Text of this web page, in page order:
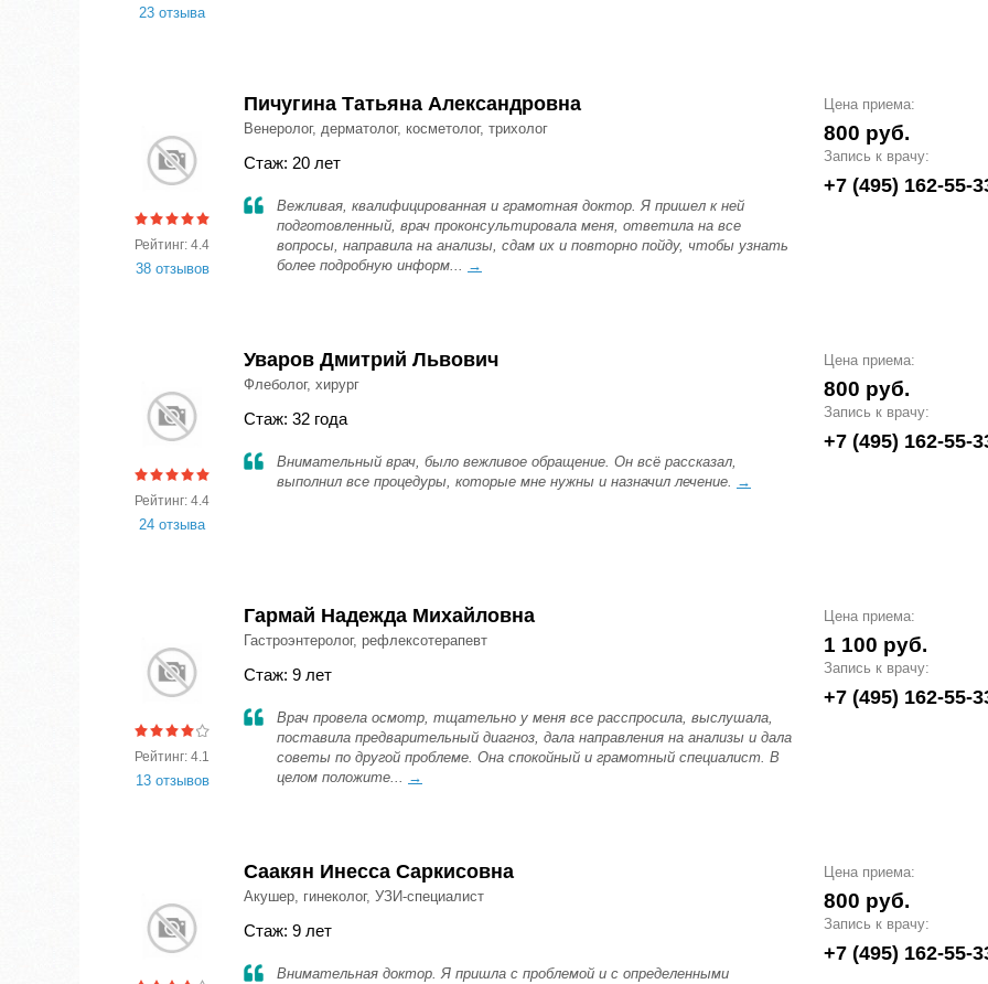
23 отзыва
Рейтинг: 4.4
38 отзывов
Пичугина Татьяна Александровна
Венеролог, дерматолог, косметолог, трихолог
Стаж: 20 лет
Вежливая, квалифицированная и грамотная доктор. Я пришел к ней
подготовленный, врач проконсультировала меня, ответила на все
вопросы, направила на анализы, сдам их и повторно пойду, чтобы узнать
более подробную информ... →
Цена приема:
800 руб.
Запись к врачу:
+7 (495) 162-55-
Рейтинг: 4.4
24 отзыва
Уваров Дмитрий Львович
Флеболог, хирург
Стаж: 32 года
Внимательный врач, было вежливое обращение. Он всё рассказал,
выполнил все процедуры, которые мне нужны и назначил лечение. →
Цена приема:
800 руб.
Запись к врачу:
+7 (495) 162-55-
Рейтинг: 4.1
13 отзывов
Гармай Надежда Михайловна
Гастроэнтеролог, рефлексотерапевт
Стаж: 9 лет
Врач провела осмотр, тщательно у меня все расспросила, выслушала,
поставила предварительный диагноз, дала направления на анализы и дала
советы по другой проблеме. Она спокойный и грамотный специалист. В
целом положите... →
Цена приема:
1 100 руб.
Запись к врачу:
+7 (495) 162-55-
Саакян Инесса Саркисовна
Акушер, гинеколог, УЗИ-специалист
Стаж: 9 лет
Внимательная доктор. Я пришла с проблемой и с определенными
Цена приема:
800 руб.
Запись к врачу:
+7 (495) 162-55-